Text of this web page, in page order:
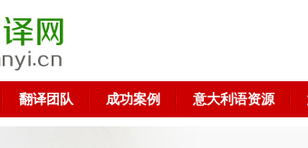
翻译团队 成功案例 意大利语资源